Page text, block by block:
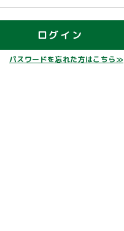
ログイン
パスワードを忘れた方はこちら≫